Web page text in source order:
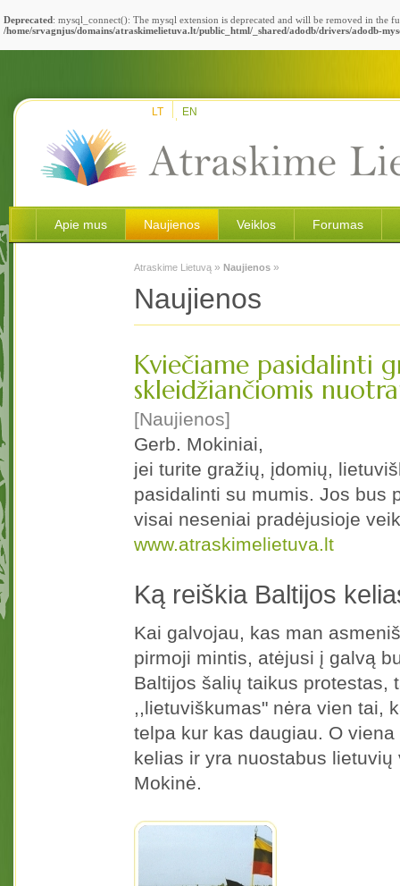
Deprecated: mysql_connect(): The mysql extension is deprecated and will be removed in the
/home/srvagnjus/domains/atraskimelietuva.lt/public_html/_shared/adodb/drivers/adodb-
LT EN
Apie mus Naujienos Veiklos Forumas
Atraskime Lietuvą » Naujienos »
Naujienos
Kviečiame pasidalinti
skleidžiančiomis
[Naujienos]
Gerb. Mokiniai,
jei turite gražių, įdomių,
pasidalinti su mumis. Jos bus
visai neseniai pradėjusioje
www.atraskimelietuva.lt
Ką reiškia Baltijos
Kai galvojau, kas man
pirmoji mintis, atėjusi į galvą
Baltijos šalių taikus protestas,
,,lietuviškumas" nėra vien tai,
telpa kur kas daugiau. O
kelias ir yra nuostabus
Mokinė.